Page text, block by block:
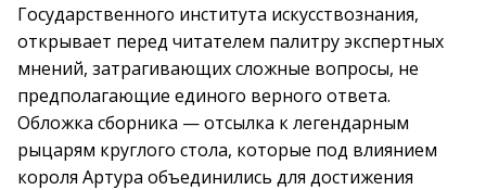
Государственного института искусствознания,
открывает перед читателем палитру экспертных
мнений, затрагивающих сложные вопросы, не
предполагающие единого верного ответа.
Обложка сборника — отсылка к легендарным
рыцарям круглого стола, которые под влиянием
короля Артура объединились для достижения